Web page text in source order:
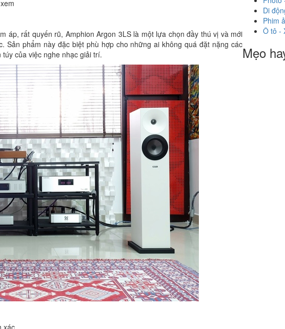
áp, rất quyến rũ, Amphion Argon 3LS là một lựa chọn đầy thú vị và mới
Sản phẩm này đặc biệt phù hợp cho những ai không quá đặt nặng các
của việc nghe nhạc giải trí.
Di
Phim
Ô tô -
Mẹo